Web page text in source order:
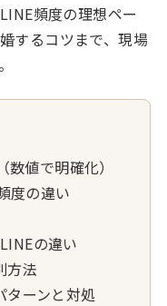
頻度の理想ペー
するコツまで、現場
値で明確化）
度の違い
の違い
方法
ターンと対処